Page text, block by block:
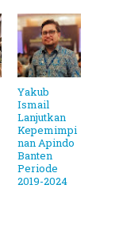
Yakub
Ismail
Lanjutkan
Kepemimpi
nan Apindo
Banten
Periode
2019-2024